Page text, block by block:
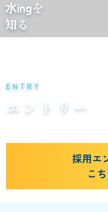
水ingを
知る
ENTRY
エントリー
採用エ
こ